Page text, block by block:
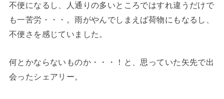
不便になるし、人通りの多いところではすれ違うだけで
も一苦労・・・。雨がやんでしまえば荷物にもなるし、
不便さを感じていました。
何とかならないものか・・・！と、思っていた矢先で出
会ったシェアリー。